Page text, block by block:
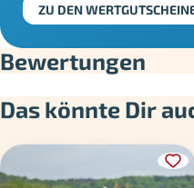
ZU DEN
Bewertungen
Das könnte Dir